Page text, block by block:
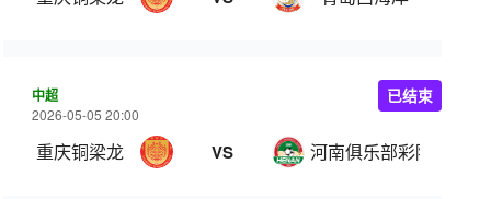
中超
2026-05-05 20:00
重庆铜梁龙 VS 河南俱乐部彩陶坊
已结束